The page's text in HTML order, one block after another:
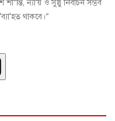
ন্যা'য় ও সুষ্ঠু নির্বাচন সম্ভব
থাকবে।”